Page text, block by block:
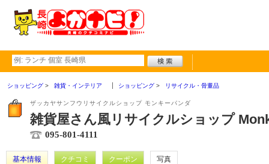
ショッピング 雑貨・インテリア ショッピング リサイクル・骨董品
ザッカヤサンフウリサイクルショップ モンキーパンダ
雑貨屋さん風リサイクルショップ
095-801-4111
基本情報 クチコミ クーポン
写真